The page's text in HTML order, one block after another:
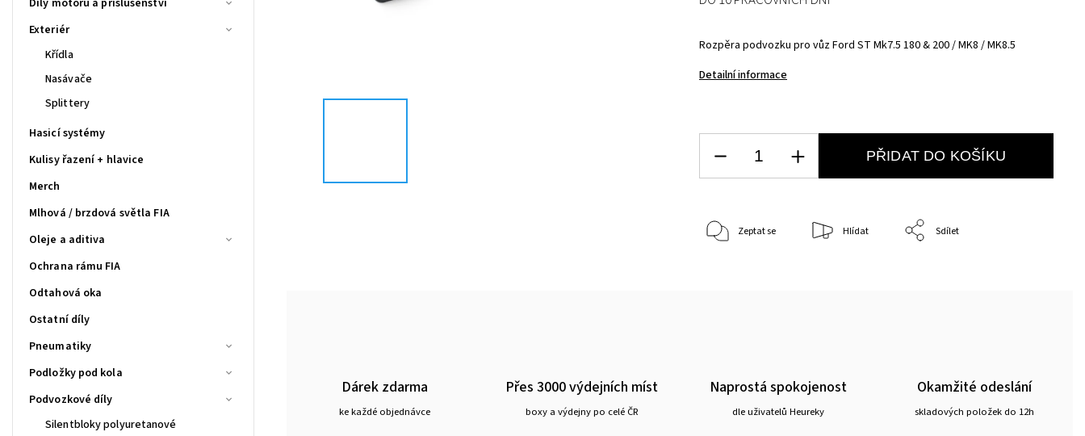
Exteriér
Křídla
Nasávače
Splittery
Hasicí systémy
Kulisy řazení + hlavice
Merch
Mlhová / brzdová světla FIA
Oleje a aditiva
Ochrana rámu FIA
Odtahová oka
Ostatní díly
Pneumatiky
Podložky pod kola
Podvozkové díly
Silentbloky polyuretanové
Rozpěra podvozku pro vůz Ford ST Mk7.5 180 & 200 / MK8 / MK8.5
Detailní informace
PŘIDAT DO KOŠÍKU
Zeptat se Hlídat Sdílet
Dárek zdarma
ke každé objednávce
Přes 3000 výdejních míst
boxy a výdejny po celé ČR
Naprostá spokojenost
dle uživatelů Heureky
Okamžité odeslání
skladových položek do 12h